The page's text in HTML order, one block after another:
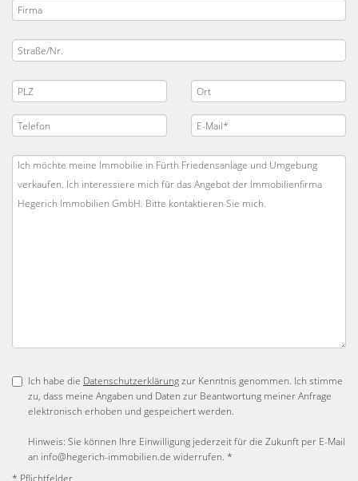
Ich habe die Datenschutzerklärungzur Kenntnis genommen. Ich stimme
zu, dass meine Angaben und Daten zur Beantwortung meiner Anfrage
elektronisch erhoben und gespeichert werden.
Hinweis: Sie können Ihre Einwilligung jederzeit für die Zukunft per E-Mail
an info@hegerich-immobilien.de widerrufen. *
* Pflichtfelder